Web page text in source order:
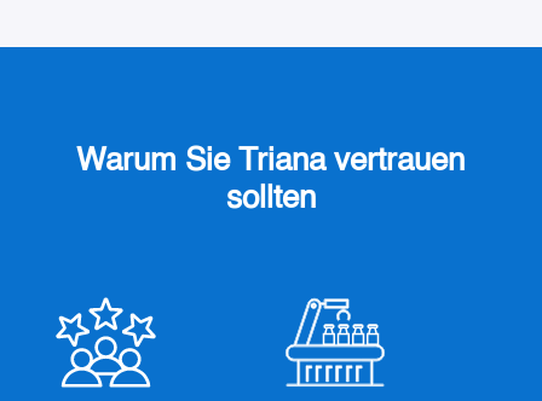
Warum Sie Triana vertrauen
sollten